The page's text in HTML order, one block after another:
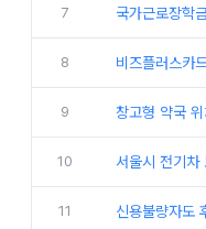
7 국가근로장학
8 비즈플러스카
9 창고형 약국
10 서울시 전기차
11 신용불량자도